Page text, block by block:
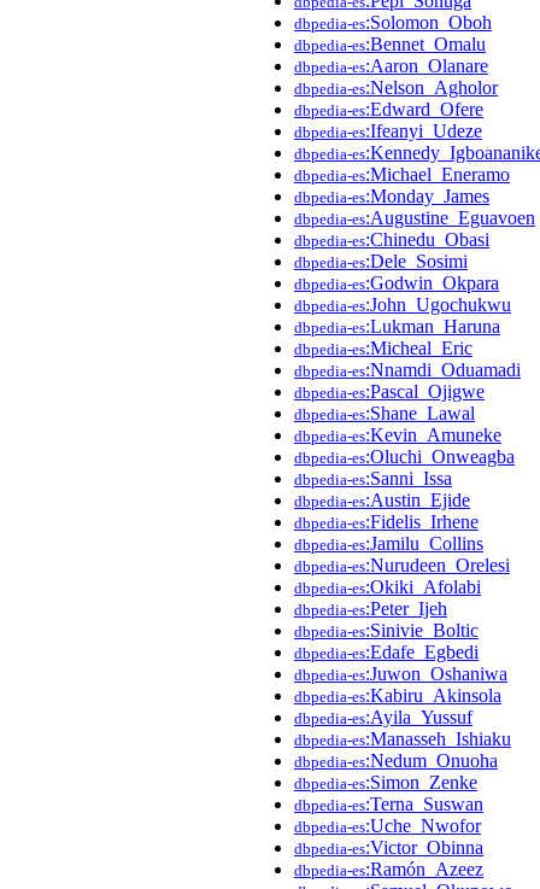
dbpedia-es:Solomon_Oboh
dbpedia-es:Bennet_Omalu
dbpedia-es:Aaron_Olanare
dbpedia-es:Nelson_Agholor
dbpedia-es:Edward_Ofere
dbpedia-es:Ifeanyi_Udeze
dbpedia-es
dbpedia-es:Michael_Eneramo
dbpedia-es:Monday_James
dbpedia-es:Augustine_Eguavoen
dbpedia-es:Chinedu_Obasi
dbpedia-es:Dele_Sosimi
dbpedia-es:Godwin_Okpara
dbpedia-es:John_Ugochukwu
dbpedia-es:Lukman_Haruna
dbpedia-es:Micheal_Eric
dbpedia-es:Nnamdi_Oduamadi
dbpedia-es:Pascal_Ojigwe
dbpedia-es:Shane_Lawal
dbpedia-es:Kevin_Amuneke
dbpedia-es:Oluchi_Onweagba
dbpedia-es:Sanni_Issa
dbpedia-es:Austin_Ejide
dbpedia-es:Fidelis_Irhene
dbpedia-es:Jamilu_Collins
dbpedia-es:Nurudeen_Orelesi
dbpedia-es:Okiki_Afolabi
dbpedia-es:Peter_Ijeh
dbpedia-es:Sinivie_Boltic
dbpedia-es:Edafe_Egbedi
dbpedia-es:Juwon_Oshaniwa
dbpedia-es:Kabiru_Akinsola
dbpedia-es:Ayila_Yussuf
dbpedia-es:Manasseh_Ishiaku
dbpedia-es:Nedum_Onuoha
dbpedia-es:Simon_Zenke
dbpedia-es:Terna_Suswan
dbpedia-es:Uche_Nwofor
dbpedia-es:Victor_Obinna
dbpedia-es:Ramón_Azeez